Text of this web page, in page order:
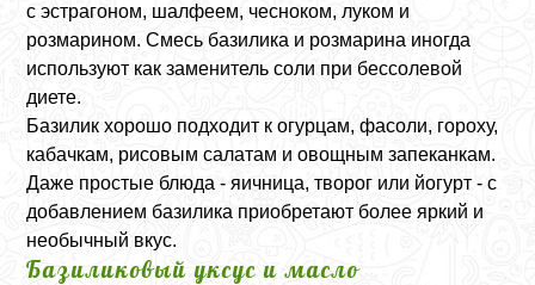
с эстрагоном, шалфеем, чесноком, луком и
розмарином. Смесь базилика и розмарина иногда
используют как заменитель соли при бессолевой
диете.
Базилик хорошо подходит к огурцам, фасоли, гороху,
кабачкам, рисовым салатам и овощным запеканкам.
Даже простые блюда - яичница, творог или йогурт - с
добавлением базилика приобретают более яркий и
необычный вкус.
Базиликовый уксус и масло